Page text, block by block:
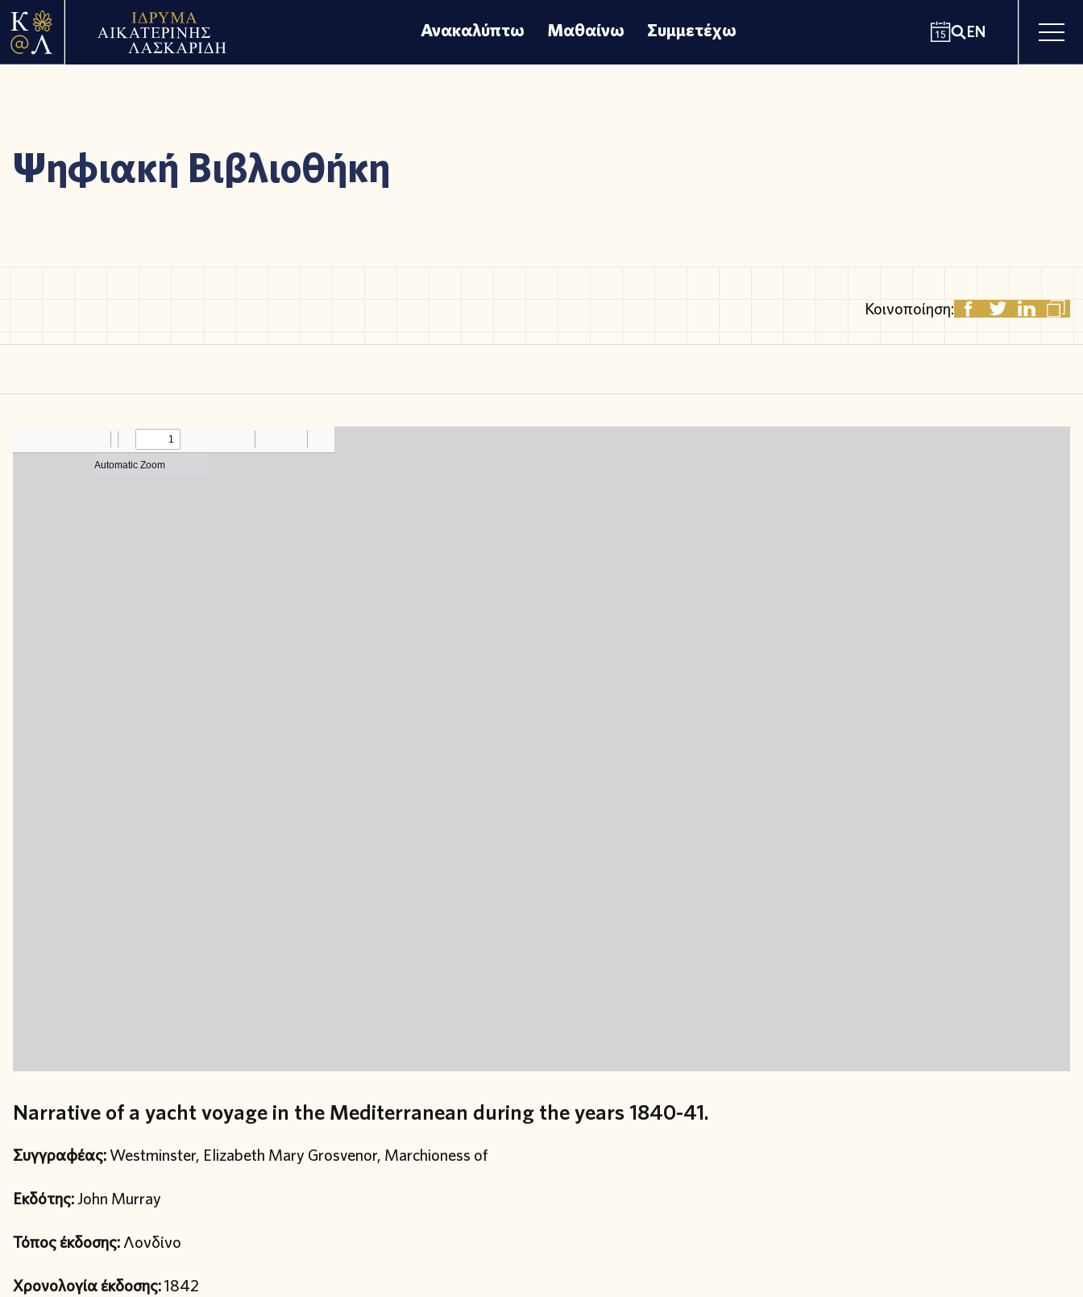
Ανακαλύπτω Μαθαίνω Συμμετέχω EN
Ψηφιακή Βιβλιοθήκη
Κοινοποίηση:
Narrative of a yacht voyage in the Mediterranean during the years 1840-41.
Συγγραφέας:Westminster, Elizabeth Mary Grosvenor, Marchioness of
Εκδότης:John Murray
Τόπος έκδοσης:Λονδίνο
Χρονολογία έκδοσης:1842